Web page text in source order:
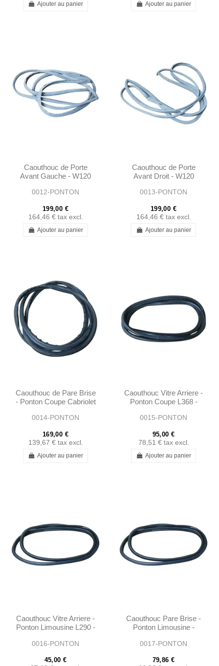
Ajouter au panier Ajouter au panier
Caouthouc de Porte
Avant Gauche - W120
- 1207200378
0012-PONTON
199,00 €
164,46 € tax excl.
Ajouter au panier
Caouthouc de Porte
Avant Droit - W120
- 1207200478
0013-PONTON
199,00 €
164,46 € tax excl.
Ajouter au panier
Caouthouc de Pare Brise
- Ponton Coupe Cabriolet
0014-PONTON
169,00 €
139,67 € tax excl.
Ajouter au panier
Caouthouc Vitre Arriere -
Ponton Coupe L368 -
0015-PONTON
95,00 €
78,51 € tax excl.
Ajouter au panier
Caouthouc Vitre Arriere -
Ponton Limousine L290 -
101206780020
0016-PONTON
45,00 €
Caouthouc Pare Brise -
Ponton Limousine -
0017-PONTON
79,86 €